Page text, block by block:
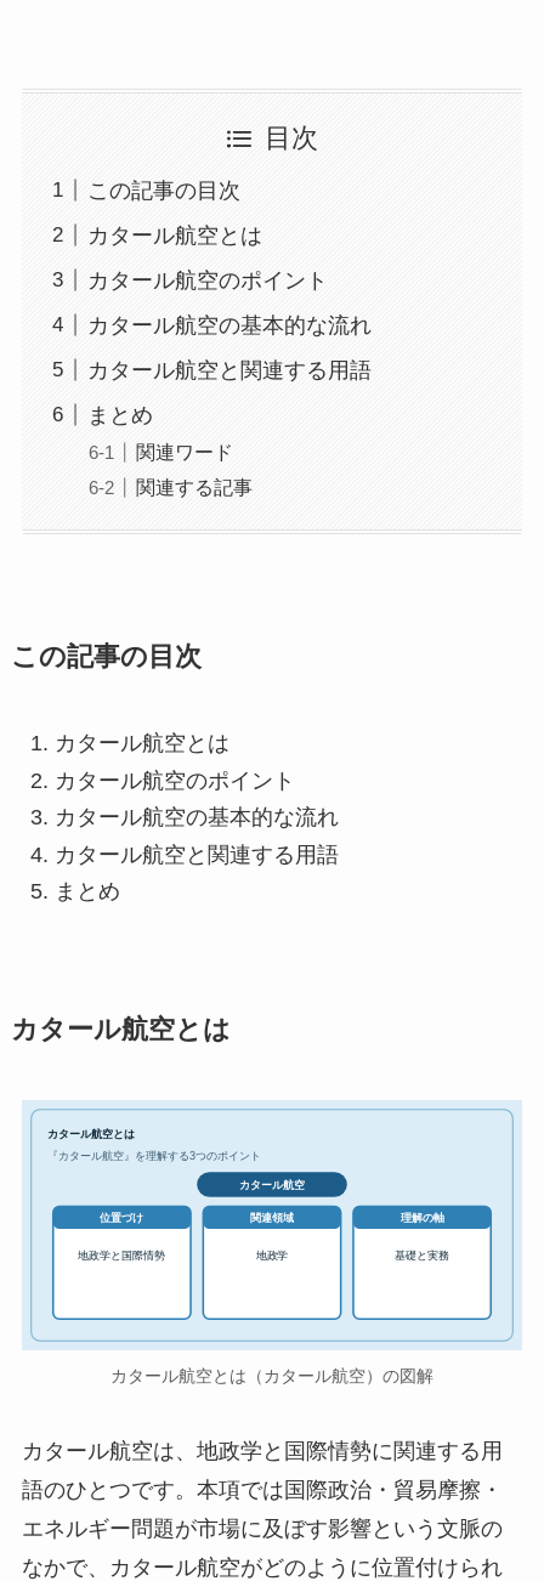
目次
この記事の目次
カタール航空とは
カタール航空のポイント
カタール航空の基本的な流れ
カタール航空と関連する用語
まとめ
関連ワード
関連する記事
この記事の目次
カタール航空とは
カタール航空のポイント
カタール航空の基本的な流れ
カタール航空と関連する用語
まとめ
カタール航空とは
カタール航空とは
『カタール航空』を理解する3つのポイント
カタール航空
位置づけ
地政学と国際情勢
関連領域
地政学
理解の軸
基礎と実務
カタール航空とは（カタール航空）の図解
カタール航空は、地政学と国際情勢に関連する用
語のひとつです。本項では国際政治・貿易摩擦・
エネルギー問題が市場に及ぼす影響という文脈の
なかで、カタール航空がどのように位置付けられ